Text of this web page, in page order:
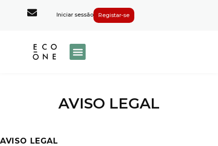
Iniciar sessão Registar-se
AVISO LEGAL
AVISO LEGAL